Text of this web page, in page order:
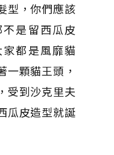
型，你們應該
是留西瓜皮
都是風靡貓
一顆貓王頭，
受到沙克里夫
瓜皮造型就誕